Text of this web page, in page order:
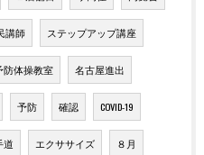
講師 ステップアップ講座
防体操教室 名古屋進出
予防 確認 COVID-19
道 エクササイズ ８月